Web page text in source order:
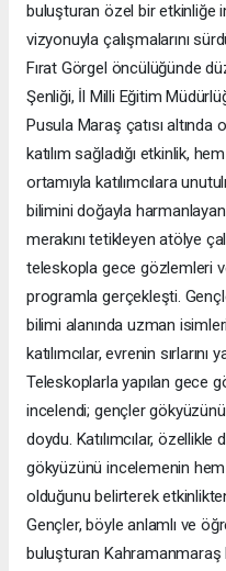
buluşturan özel bir etkinliğe
vizyonuyla çalışmalarını
Fırat Görgel öncülüğünde
Şenliği, İl Milli Eğitim
Pusula Maraş çatısı
katılım sağladığı etkinlik,
ortamıyla katılımcılara
bilimini doğayla
merakını tetikleyen atölye
teleskopla gece gözlemleri
programla gerçekleşti.
bilimi alanında uzman
katılımcılar, evrenin sırlarını
Teleskoplarla yapılan gece
incelendi; gençler
doydu. Katılımcılar,
gökyüzünü incelemenin
olduğunu belirterek
Gençler, böyle anlamlı ve
buluşturan Kahramanmaraş